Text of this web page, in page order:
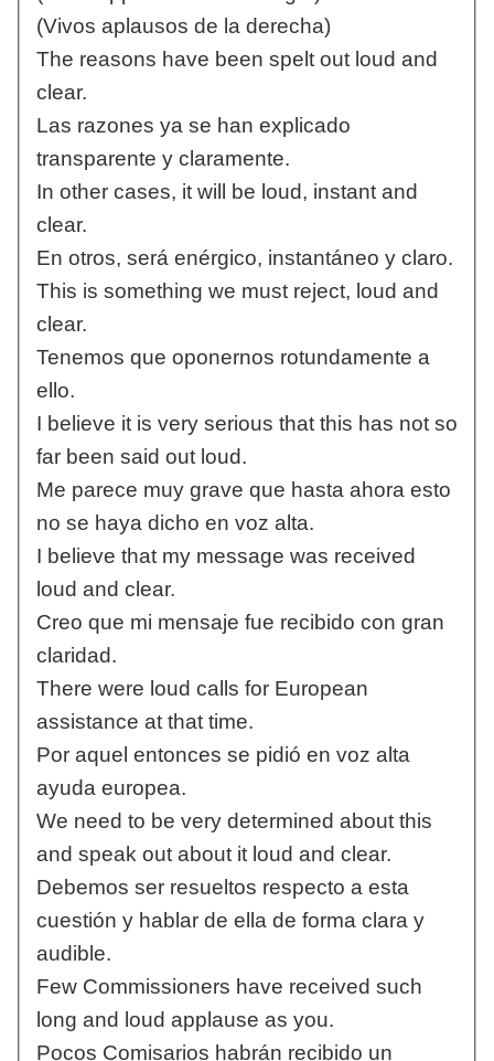
(Vivos aplausos de la derecha)
The reasons have been spelt out loud and
clear.
Las razones ya se han explicado
transparente y claramente.
In other cases, it will be loud, instant and
clear.
En otros, será enérgico, instantáneo y claro.
This is something we must reject, loud and
clear.
Tenemos que oponernos rotundamente a
ello.
I believe it is very serious that this has not so
far been said out loud.
Me parece muy grave que hasta ahora esto
no se haya dicho en voz alta.
I believe that my message was received
loud and clear.
Creo que mi mensaje fue recibido con gran
claridad.
There were loud calls for European
assistance at that time.
Por aquel entonces se pidió en voz alta
ayuda europea.
We need to be very determined about this
and speak out about it loud and clear.
Debemos ser resueltos respecto a esta
cuestión y hablar de ella de forma clara y
audible.
Few Commissioners have received such
long and loud applause as you.
Pocos Comisarios habrán recibido un